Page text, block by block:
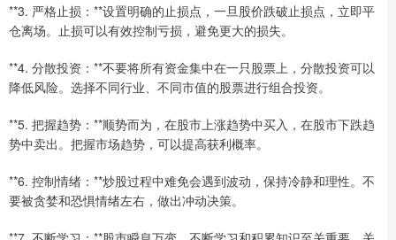
**3. 严格止损：**设置明确的止损点，一旦股价跌破止损点，立即平
仓离场。止损可以有效控制亏损，避免更大的损失。
**4. 分散投资：**不要将所有资金集中在一只股票上，分散投资可以
降低风险。选择不同行业、不同市值的股票进行组合投资。
**5. 把握趋势：**顺势而为，在股市上涨趋势中买入，在股市下跌趋
势中卖出。把握市场趋势，可以提高获利概率。
**6. 控制情绪：**炒股过程中难免会遇到波动，保持冷静和理性。不
要被贪婪和恐惧情绪左右，做出冲动决策。